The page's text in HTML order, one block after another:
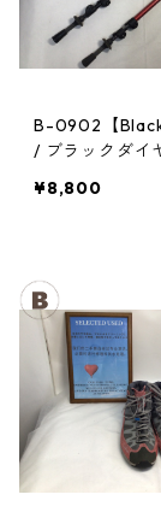
B-0902【
/ ブラックダイ
イル
¥8,800